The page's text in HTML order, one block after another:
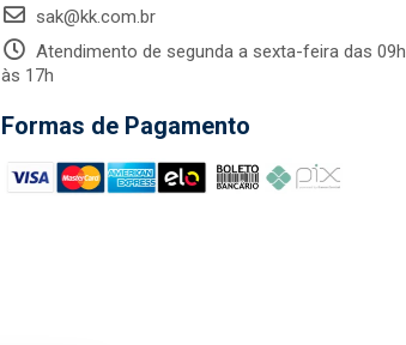
sak@kk.com.br
Atendimento de segunda a sexta-feira das 09h
às 17h
Formas de Pagamento